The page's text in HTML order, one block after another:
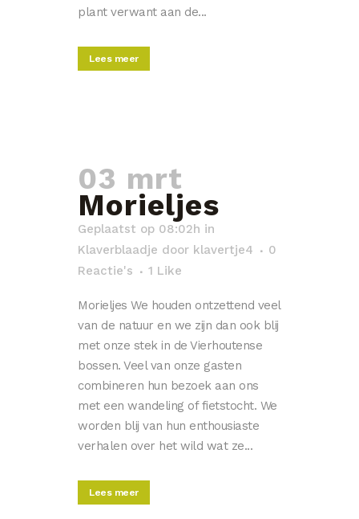
plant verwant aan de...
Lees meer
03 mrt
Morieljes
Geplaatst op 08:02h in
Klaverblaadje door klavertje4
0
Reactie's
1 Like
Morieljes We houden ontzettend veel
van de natuur en we zijn dan ook blij
met onze stek in de Vierhoutense
bossen. Veel van onze gasten
combineren hun bezoek aan ons
met een wandeling of fietstocht. We
worden blij van hun enthousiaste
verhalen over het wild wat ze...
Lees meer